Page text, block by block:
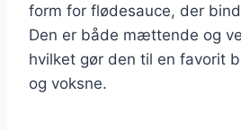
form for flødesauce, der
Den er både mættende og
hvilket gør den til en favorit
og voksne.